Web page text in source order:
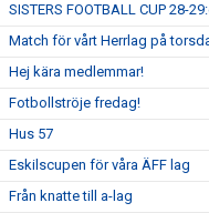
SISTERS FOOTBALL CUP 28-
Match för vårt Herrlag på
Hej kära medlemmar!
Fotbollströje fredag!
Hus 57
Eskilscupen för våra ÄFF lag
Från knatte till a-lag